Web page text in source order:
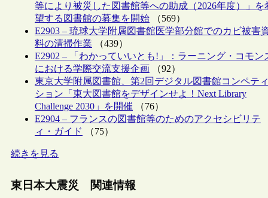
等により被災した図書館等への助成（2026年度）」を
望する図書館の募集を開始 （569）
E2903 – 琉球大学附属図書館医学部分館でのカビ被害
料の清掃作業 （439）
E2902 – 「わかっていいとも!」：ラーニング・コモン
における学際交流支援企画 （92）
東京大学附属図書館、第2回デジタル図書館コンペティ
ション「東大図書館をデザインせよ！Next Library
Challenge 2030」を開催 （76）
E2904 – フランスの図書館等のためのアクセシビリテ
ィ・ガイド
（75）
続きを見る
東日本大震災 関連情報